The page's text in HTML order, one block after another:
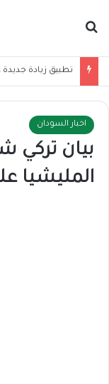
اخبار السودان
بيان تركي
المليشيا